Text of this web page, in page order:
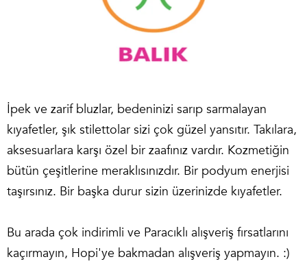
İpek ve zarif bluzlar, bedeninizi sarıp sarmalayan
kıyafetler, şık stilettolar sizi çok güzel yansıtır. Takılara,
aksesuarlara karşı özel bir zaafınız vardır. Kozmetiğin
bütün çeşitlerine meraklısınızdır. Bir podyum enerjisi
taşırsınız. Bir başka durur sizin üzerinizde kıyafetler.
Bu arada çok indirimli ve Paracıklı alışveriş fırsatlarını
kaçırmayın, Hopi'ye bakmadan alışveriş yapmayın. :)